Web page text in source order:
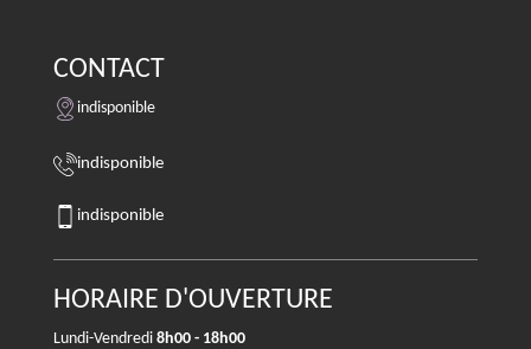
CONTACT
indisponible
indisponible
indisponible
HORAIRE D'OUVERTURE
Lundi-Vendredi 8h00 - 18h00